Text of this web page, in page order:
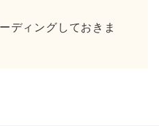
ディングしておきま